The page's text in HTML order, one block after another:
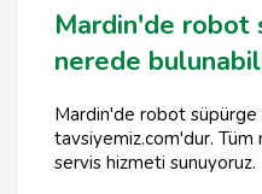
Mardin'de robot
nerede
Mardin'de robot süpürge
tavsiyemiz.com'dur.
servis hizmeti sunuyoruz.